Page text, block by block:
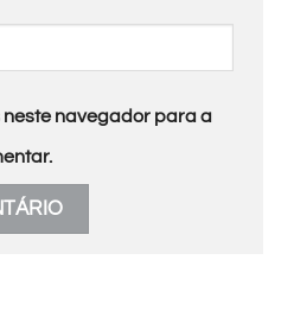
navegador para a